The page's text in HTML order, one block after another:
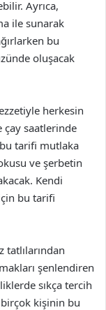
Ayrıca,
ile sunarak
bu
oluşacak
herkesin
çay saatlerinde
tarifi mutlaka
ve şerbetin
Kendi
bu tarifi
tatlılarından
şenlendiren
sıkça tercih
kişinin bu